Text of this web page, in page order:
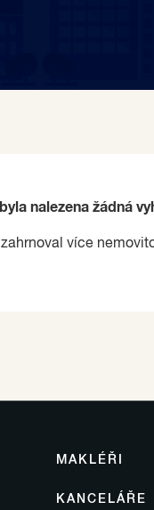
nalezena žádná
více
MAKLÉŘI
KANCELÁŘE